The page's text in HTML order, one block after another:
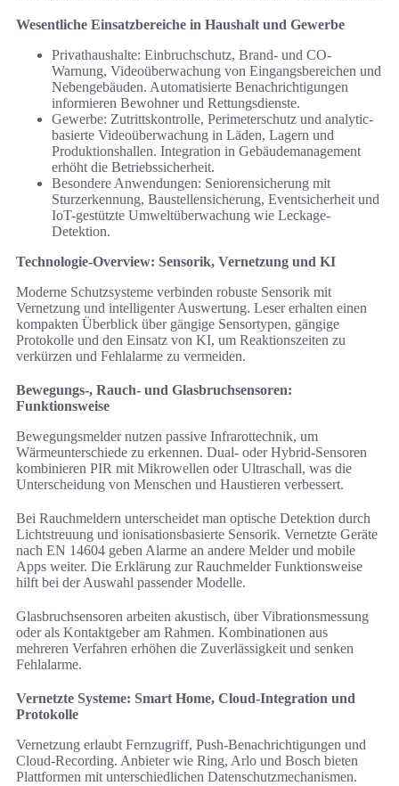
Wesentliche Einsatzbereiche in Haushalt und Gewerbe
Privathaushalte: Einbruchschutz, Brand- und CO-
Warnung, Videoüberwachung von Eingangsbereichen und
Nebengebäuden. Automatisierte Benachrichtigungen
informieren Bewohner und Rettungsdienste.
Gewerbe: Zutrittskontrolle, Perimeterschutz und analytic-
basierte Videoüberwachung in Läden, Lagern und
Produktionshallen. Integration in Gebäudemanagement
erhöht die Betriebssicherheit.
Besondere Anwendungen: Seniorensicherung mit
Sturzerkennung, Baustellensicherung, Eventsicherheit und
IoT-gestützte Umweltüberwachung wie Leckage-
Detektion.
Technologie-Overview: Sensorik, Vernetzung und KI
Moderne Schutzsysteme verbinden robuste Sensorik mit
Vernetzung und intelligenter Auswertung. Leser erhalten einen
kompakten Überblick über gängige Sensortypen, gängige
Protokolle und den Einsatz von KI, um Reaktionszeiten zu
verkürzen und Fehlalarme zu vermeiden.
Bewegungs-, Rauch- und Glasbruchsensoren:
Funktionsweise
Bewegungsmelder nutzen passive Infrarottechnik, um
Wärmeunterschiede zu erkennen. Dual- oder Hybrid-Sensoren
kombinieren PIR mit Mikrowellen oder Ultraschall, was die
Unterscheidung von Menschen und Haustieren verbessert.
Bei Rauchmeldern unterscheidet man optische Detektion durch
Lichtstreuung und ionisationsbasierte Sensorik. Vernetzte Geräte
nach EN 14604 geben Alarme an andere Melder und mobile
Apps weiter. Die Erklärung zur Rauchmelder Funktionsweise
hilft bei der Auswahl passender Modelle.
Glasbruchsensoren arbeiten akustisch, über Vibrationsmessung
oder als Kontaktgeber am Rahmen. Kombinationen aus
mehreren Verfahren erhöhen die Zuverlässigkeit und senken
Fehlalarme.
Vernetzte Systeme: Smart Home, Cloud-Integration und
Protokolle
Vernetzung erlaubt Fernzugriff, Push-Benachrichtigungen und
Cloud-Recording. Anbieter wie Ring, Arlo und Bosch bieten
Plattformen mit unterschiedlichen Datenschutzmechanismen.